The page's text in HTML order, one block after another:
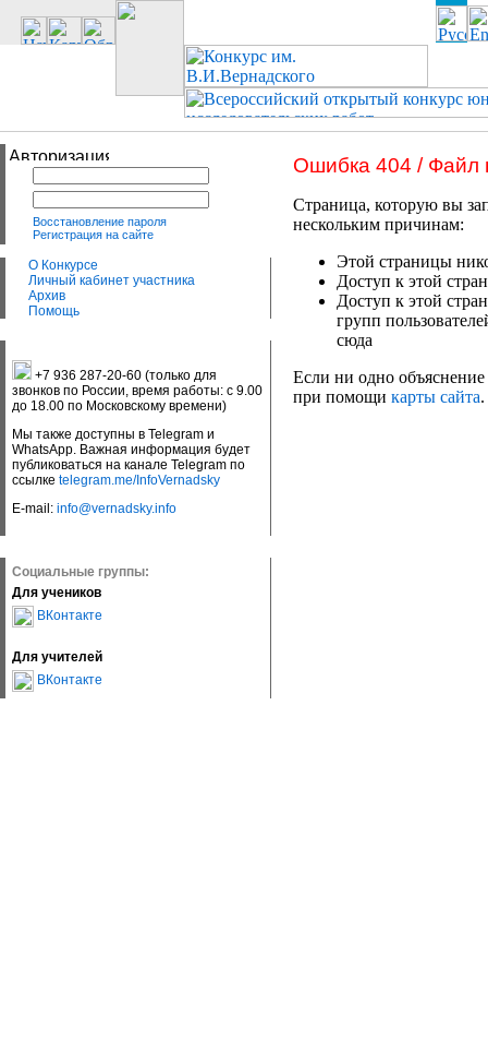
Восстановление пароля
Регистрация на сайте
О Конкурсе
Личный кабинет участника
Архив
Помощь
+7 936 287-20-60 (только для
звонков по России, время работы: с 9.00
до 18.00 по Московскому времени)
Мы также доступны в Telegram и
WhatsApp. Важная информация будет
публиковаться на канале Telegram по
ссылке telegram.me/InfoVernadsky
E-mail: info@vernadsky.info
Социальные группы:
Для учеников
ВКонтакте
Для учителей
ВКонтакте
Ошибка 404 / Файл
Страница, которую вы
нескольким причинам:
Этой страницы
Доступ к этой
Доступ к этой
групп
сюда
Если ни одно объяснение
при помощи карты сайта.